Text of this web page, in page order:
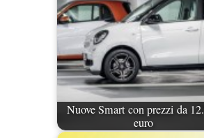
Nuove Smart con prezzi da
euro